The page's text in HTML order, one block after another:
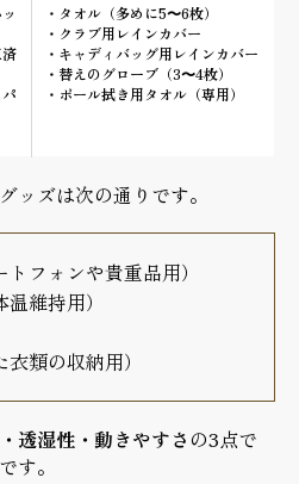
・タオル（多めに5〜6枚）
・クラブ用レインカバー
・キャディバッグ用レインカバー
・替えのグローブ（3〜4枚）
・ボール拭き用タオル（専用）
ッズは次の通りです。
フォンや貴重品用）
維持用）
類の収納用）
透湿性・動きやすさ の3点で
す。